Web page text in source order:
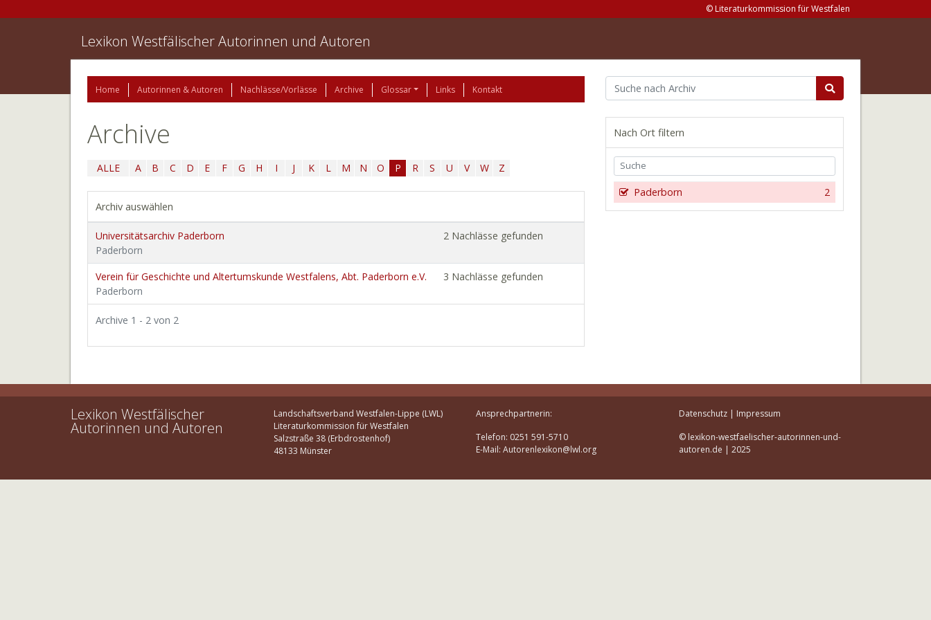
© Literaturkommission für Westfalen
Lexikon Westfälischer Autorinnen und Autoren
Home Autorinnen & Autoren Nachlässe/Vorlässe Archive Glossar Links Kontakt
Archive
ALLE A B C D E F G H I J K L M N O P R S U V W Z
Archiv auswählen
Universitätsarchiv Paderborn
Paderborn
2 Nachlässe gefunden
Verein für Geschichte und Altertumskunde Westfalens, Abt. Paderborn e.V.
Paderborn
3 Nachlässe gefunden
Archive 1 - 2 von 2
Nach Ort filtern
2
Paderborn
Lexikon Westfälischer
Autorinnen und Autoren
Landschaftsverband Westfalen-Lippe (LWL)
Literaturkommission für Westfalen
Salzstraße 38 (Erbdrostenhof)
48133 Münster
Ansprechpartnerin:
Telefon: 0251 591-5710
E-Mail: Autorenlexikon@lwl.org
Datenschutz| Impressum
© lexikon-westfaelischer-autorinnen-und-
autoren.de | 2025